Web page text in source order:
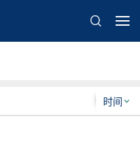
时间